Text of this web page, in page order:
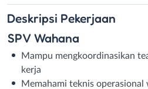
Deskripsi Pekerjaan
SPV Wahana
Mampu mengkoordinasikan
kerja
Memahami teknis operasional